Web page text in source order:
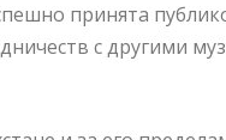
принята
с другими